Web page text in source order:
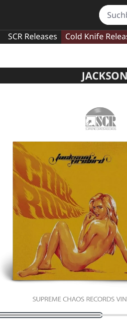
SCR Releases Cold Knife